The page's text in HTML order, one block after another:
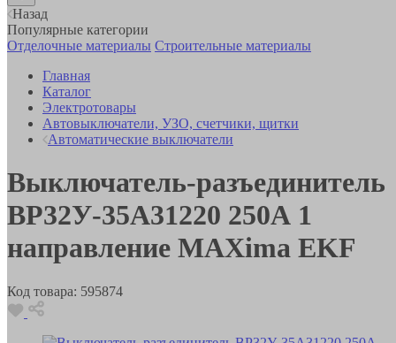
Назад
Популярные категории
Отделочные материалы Строительные материалы
Главная
Каталог
Электротовары
Автовыключатели, УЗО, счетчики, щитки
Автоматические выключатели
Выключатель-разъединитель
ВР32У-35А31220 250А 1
направление MAXima EKF
Код товара: 595874